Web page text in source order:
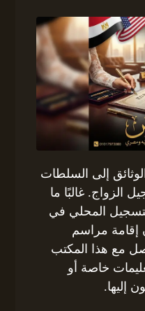
إلى السلطات
الزواج. غالبًا ما
المحلي في
إقامة مراسم
مع هذا المكتب
خاصة أو
إليها.